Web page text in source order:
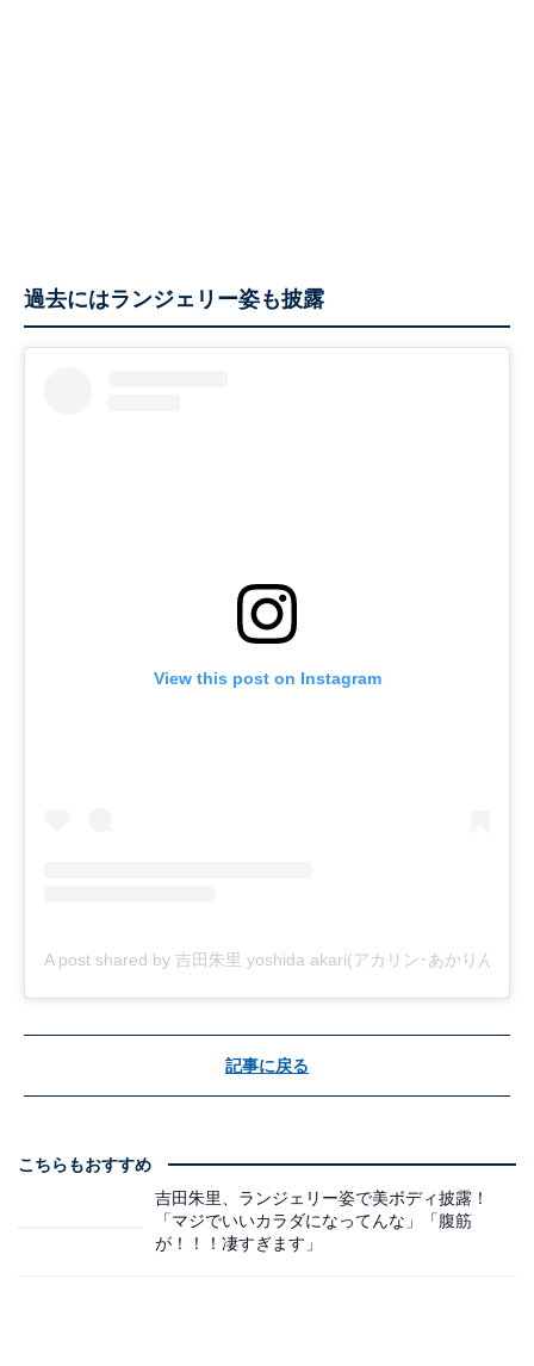
過去にはランジェリー姿も披露
View this post on Instagram
A post shared by 吉田朱里 yoshida akari(アカリン･あかりん)
記事に戻る
こちらもおすすめ
吉田朱里、ランジェリー姿で美ボディ披露！
「マジでいいカラダになってんな」「腹筋
が！！！凄すぎます」